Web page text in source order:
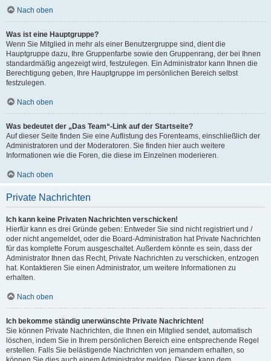
Nach oben
Was ist eine Hauptgruppe?
Wenn Sie Mitglied in mehr als einer Benutzergruppe sind, dient die
Hauptgruppe dazu, Ihre Gruppenfarbe sowie den Gruppenrang, der bei Ihnen
standardmäßig angezeigt wird, festzulegen. Ein Administrator kann Ihnen die
Berechtigung geben, Ihre Hauptgruppe im persönlichen Bereich selbst
festzulegen.
Nach oben
Was bedeutet der „Das Team“-Link auf der Startseite?
Auf dieser Seite finden Sie eine Auflistung des Forenteams, einschließlich der
Administratoren und der Moderatoren. Sie finden hier auch weitere
Informationen wie die Foren, die diese im Einzelnen moderieren.
Nach oben
Private Nachrichten
Ich kann keine Privaten Nachrichten verschicken!
Hierfür kann es drei Gründe geben: Entweder Sie sind nicht registriert und /
oder nicht angemeldet, oder die Board-Administration hat Private Nachrichten
für das komplette Forum ausgeschaltet. Außerdem könnte es sein, dass der
Administrator Ihnen das Recht, Private Nachrichten zu verschicken, entzogen
hat. Kontaktieren Sie einen Administrator, um weitere Informationen zu
erhalten.
Nach oben
Ich bekomme ständig unerwünschte Private Nachrichten!
Sie können Private Nachrichten, die Ihnen ein Mitglied sendet, automatisch
löschen, indem Sie in Ihrem persönlichen Bereich eine entsprechende Regel
erstellen. Falls Sie belästigende Nachrichten von jemandem erhalten, so